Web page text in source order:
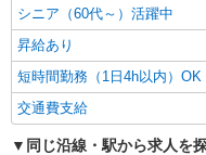
シニア（60代～）活躍中
昇給あり
短時間勤務（1日4h以内）OK
交通費支給
同じ沿線・駅から求人を